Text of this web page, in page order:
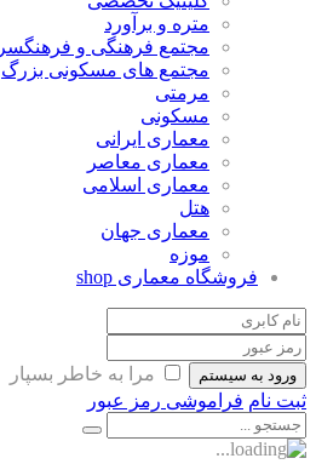
متره و برآورد
مجتمع فرهنگی و فرهنگسرا
مجتمع های مسکونی بزرگ
مرمتی
مسکونی
معماری ایرانی
معماری معاصر
معماری اسلامی
هتل
معماری جهان
موزه
فروشگاه معماری shop
ورود به سیستم
مرا به خاطر بسپار
ثبت نام فراموشی رمز عبور